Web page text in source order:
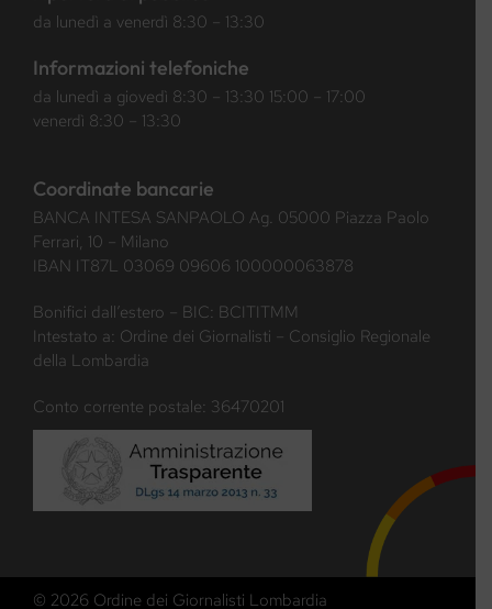
da lunedì a venerdì 8:30 – 13:30
Informazioni telefoniche
da lunedì a giovedì 8:30 – 13:30 15:00 – 17:00
venerdì 8:30 – 13:30
Coordinate bancarie
BANCA INTESA SANPAOLO Ag. 05000 Piazza Paolo
Ferrari, 10 – Milano
IBAN IT87L 03069 09606 100000063878
Bonifici dall’estero – BIC: BCITITMM
Intestato a: Ordine dei Giornalisti – Consiglio Regionale
della Lombardia
Conto corrente postale: 36470201
© 2026 Ordine dei Giornalisti Lombardia